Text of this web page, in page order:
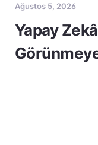
Ağustos 5, 2026
Yapay